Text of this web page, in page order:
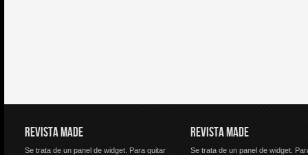
REVISTA MADE
Se trata de un panel de widget. Para quitar
REVISTA MADE
Se trata de un panel de widget.